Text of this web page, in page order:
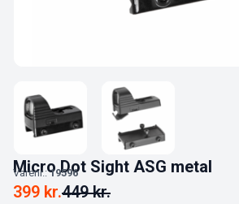
Micro Dot Sight ASG metal
Varenr.:19596
449kr.
399 kr.